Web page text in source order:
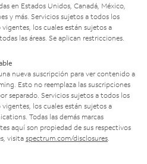
en Estados Unidos, Canadá, México,
y más. Servicios sujetos a todos los
los cuales están sujetos a
las áreas. Se aplican restricciones.
nueva suscripción para ver contenido a
Esto no reemplaza las suscripciones
separado. Servicios sujetos a todos los
los cuales están sujetos a
Todas las demás marcas
aquí son propiedad de sus respectivos
visita spectrum.com/disclosures